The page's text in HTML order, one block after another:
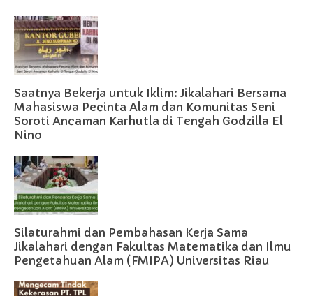
Saatnya Bekerja untuk Iklim: Jikalahari Bersama
Mahasiswa Pecinta Alam dan Komunitas Seni
Soroti Ancaman Karhutla di Tengah Godzilla El
Nino
Silaturahmi dan Pembahasan Kerja Sama
Jikalahari dengan Fakultas Matematika dan Ilmu
Pengetahuan Alam (FMIPA) Universitas Riau